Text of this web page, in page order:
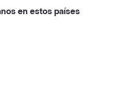
en estos países